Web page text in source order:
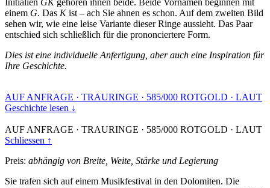
einem G. Das Kist – ach Sie ahnen es schon. Auf dem zweiten Bild
sehen wir, wie eine leise Variante dieser Ringe aussieht. Das Paar
entschied sich schließlich für die prononciertere Form.
Dies ist eine individuelle Anfertigung, aber auch eine Inspiration für
Ihre Geschichte.
AUF ANFRAGE · TRAURINGE · 585/000 ROTGOLD · LAUT
Geschichte lesen ↓
AUF ANFRAGE · TRAURINGE · 585/000 ROTGOLD · LAUT
Schliessen ↑
Preis: abhängig von Breite, Weite, Stärke und Legierung
Sie trafen sich auf einem Musikfestival in den Dolomiten. Die